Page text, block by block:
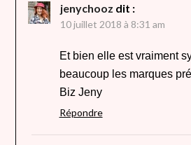
jenychooz dit :
10 juillet 2018 à 8:31 am
Et bien elle est vraiment
beaucoup les marques
Biz Jeny
Répondre